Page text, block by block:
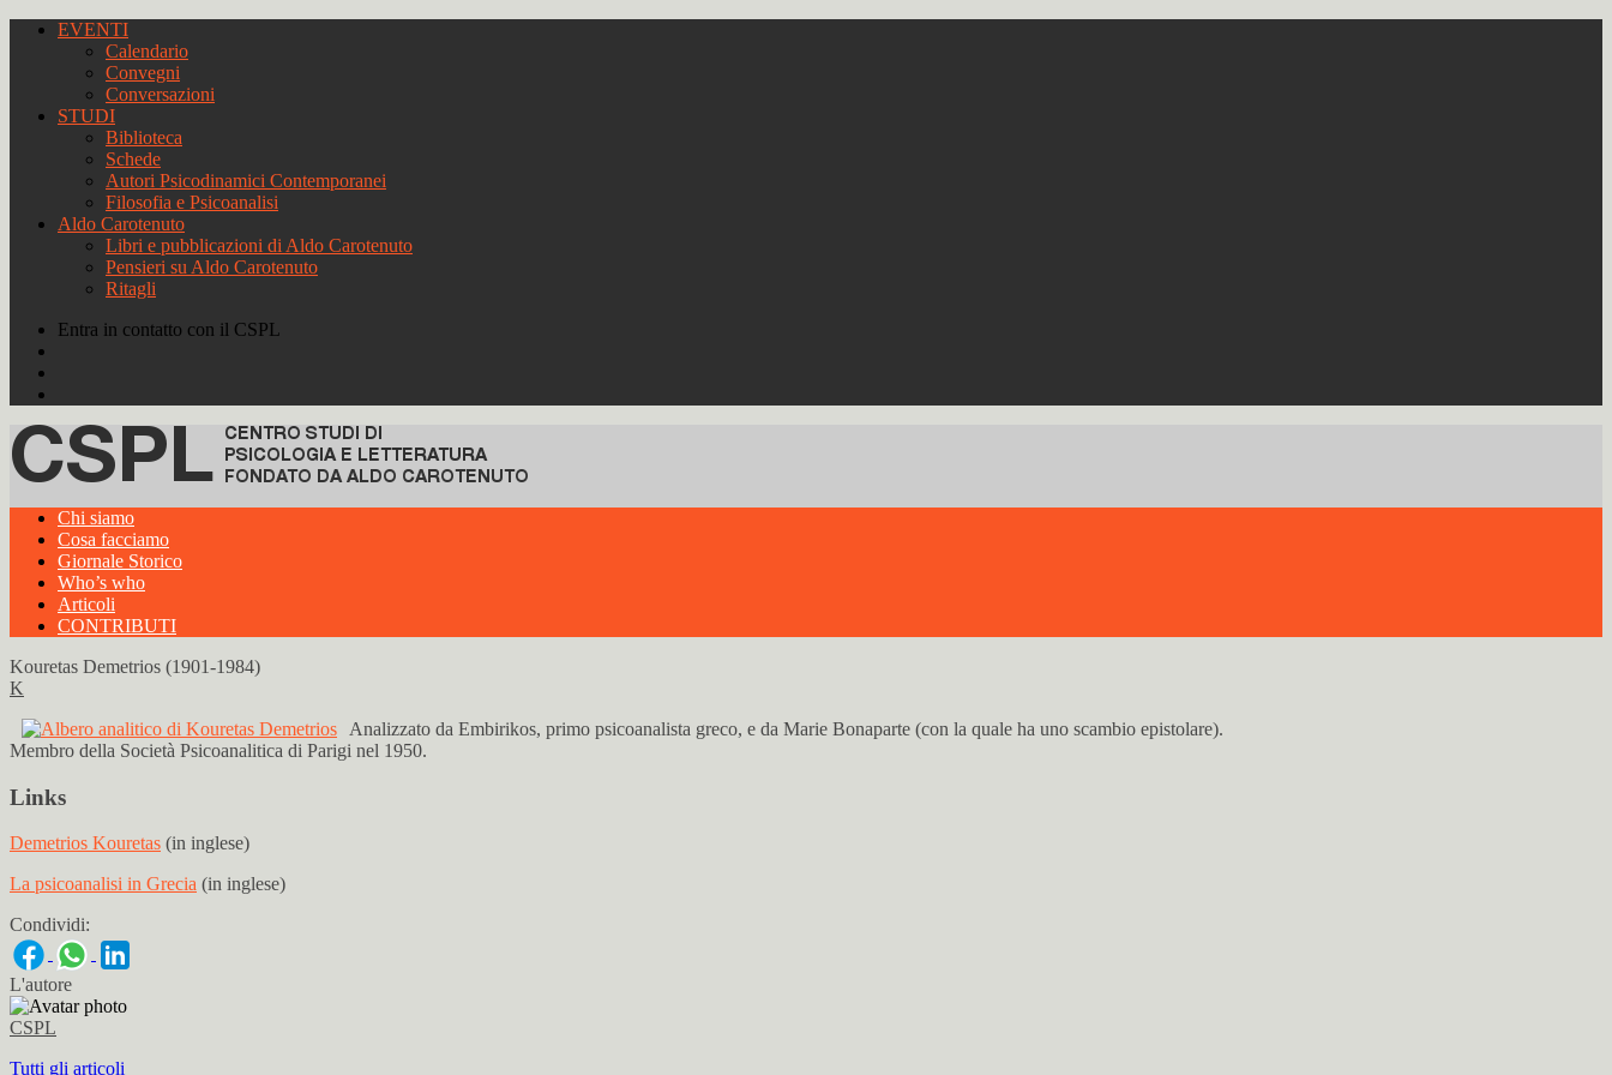
EVENTI
Calendario
Convegni
Conversazioni
STUDI
Biblioteca
Schede
Autori Psicodinamici Contemporanei
Filosofia e Psicoanalisi
Aldo Carotenuto
Libri e pubblicazioni di Aldo Carotenuto
Pensieri su Aldo Carotenuto
Ritagli
Entra in contatto con il CSPL
Chi siamo
Cosa facciamo
Giornale Storico
Who’s who
Articoli
CONTRIBUTI
Kouretas Demetrios (1901-1984)
K
Analizzato da Embirikos, primo psicoanalista greco, e da Marie Bonaparte (con la quale ha uno scambio epistolare).
Membro della Società Psicoanalitica di Parigi nel 1950.
Links
Demetrios Kouretas (in inglese)
La psicoanalisi in Grecia (in inglese)
Condividi:
L'autore
CSPL
Tutti gli articoli